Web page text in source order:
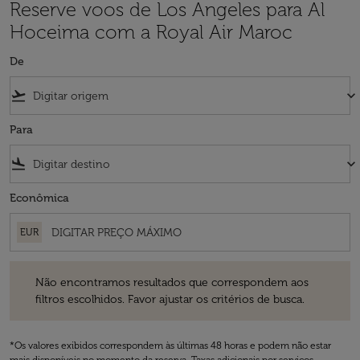
Reserve voos de Los Angeles para Al
Hoceima com a Royal Air Maroc
De
flight_takeoff keyboard_arrow_down
Para
flight_land keyboard_arrow_down
Econômica
EUR
Não encontramos resultados que correspondem aos
filtros escolhidos. Favor ajustar os critérios de busca.
*Os valores exibidos correspondem às últimas 48 horas e podem não estar